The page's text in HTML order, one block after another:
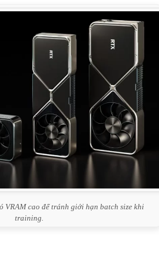
VRAM cao để tránh giới hạn batch size khi
training.